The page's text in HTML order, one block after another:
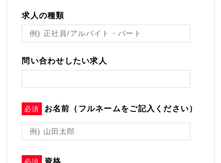
求人の種類
問い合わせしたい求人
必須 お名前（フルネームをご記入ください）
資格